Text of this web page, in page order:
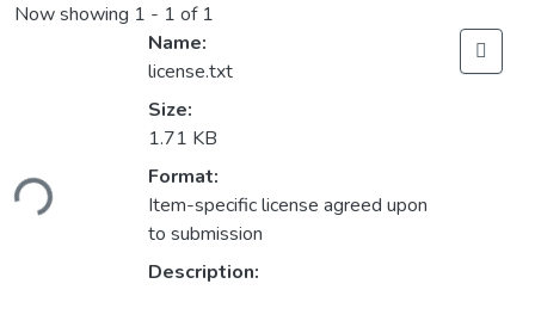
Now showing 1 - 1 of 1
Name:
license.txt
Size:
1.71 KB
Format:
Item-specific license agreed upon
to submission
Description: